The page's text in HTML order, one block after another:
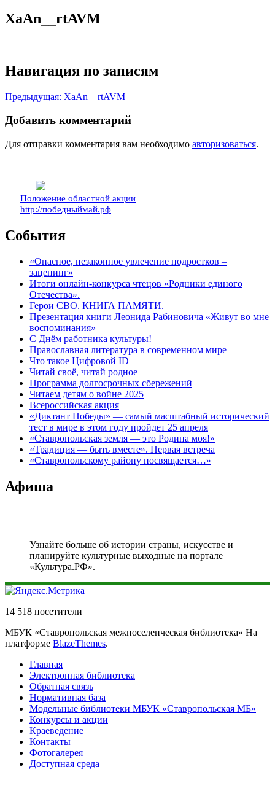
XaAn__rtAVM
Навигация по записям
Предыдущая: XaAn__rtAVM
Добавить комментарий
Для отправки комментария вам необходимо авторизоваться.
Положение областной акции
http://победныймай.рф
События
«Опасное, незаконное увлечение подростков –
зацепинг»
Итоги онлайн-конкурса чтецов «Родники единого
Отечества».
Герои СВО. КНИГА ПАМЯТИ.
Презентация книги Леонида Рабиновича «Живут во мне
воспоминания»
С Днём работника культуры!
Православная литература в современном мире
Что такое Цифровой ID
Читай своё, читай родное
Программа долгосрочных сбережений
Читаем детям о войне 2025
Всероссийская акция
«Диктант Победы» — самый масштабный исторический
тест в мире в этом году пройдет 25 апреля
«Ставропольская земля — это Родина моя!»
«Традиция — быть вместе». Первая встреча
«Ставропольскому району посвящается…»
Афиша
Узнайте больше об истории страны, искусстве и
планируйте культурные выходные на портале
«Культура.РФ».
14 518 посетители
МБУК «Ставропольская межпоселенческая библиотека» На
платформе BlazeThemes.
Главная
Электронная библиотека
Обратная связь
Нормативная база
Модельные библиотеки МБУК «Ставропольская МБ»
Конкурсы и акции
Краеведение
Контакты
Фотогалерея
Доступная среда